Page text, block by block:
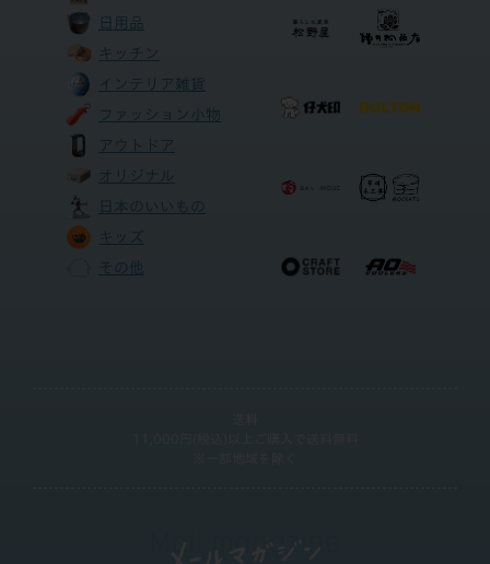
日用品
キッチン
インテリア雑貨
ファッション小物
アウトドア
オリジナル
日本のいいもの
キッズ
その他